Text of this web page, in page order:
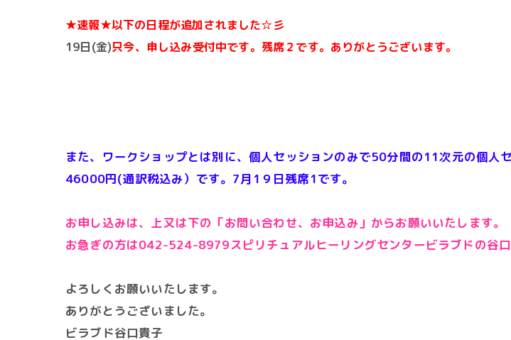
★速報★以下の日程が追加されました☆彡
19日(金)只今、申し込み受付中です。残席２です。ありがとうございます。
また、ワークショップとは別に、個人セッションのみで50分間の11次元の個
46000円(通訳税込み）です。7月1９日残席1です。
お申し込みは、上又は下の「お問い合わせ、お申込み」からお願いいたします。
お急ぎの方は042-524-8979スピリチュアルヒーリングセンタービラブドの谷
よろしくお願いいたします。
ありがとうございました。
ビラブド谷口貴子